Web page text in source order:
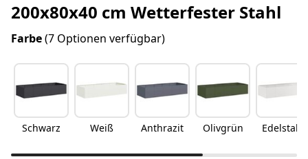
200x80x40 cm Wetterfester Stahl
Farbe(7 Optionen verfügbar)
Schwarz Weiß Anthrazit Olivgrün Edelstahl